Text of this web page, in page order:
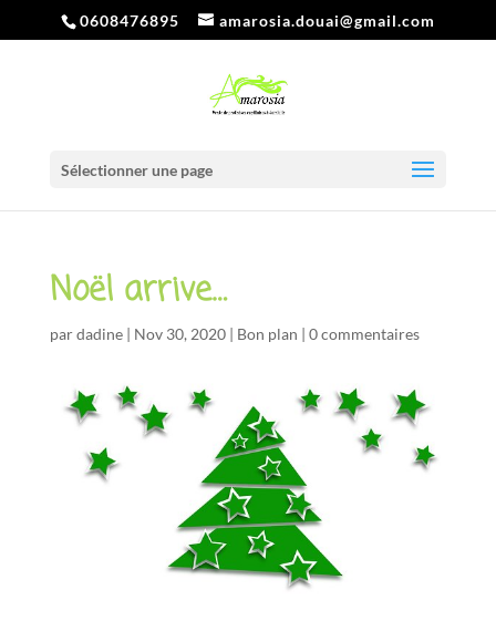
0608476895 amarosia.douai@gmail.com
Sélectionner une page
Noël arrive…
pardadine| Nov 30, 2020| Bon plan | 0 commentaires